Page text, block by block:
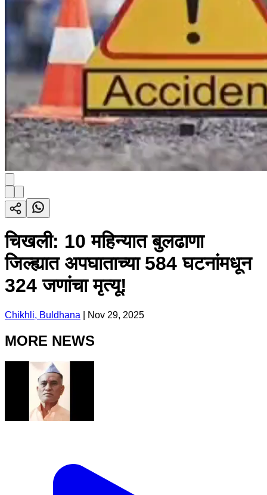
चिखली: 10 महिन्यात बुलढाणा
जिल्ह्यात अपघाताच्या 584 घटनांमधून
324 जणांचा मृत्यू!
Chikhli, Buldhana Nov 29, 2025
MORE NEWS